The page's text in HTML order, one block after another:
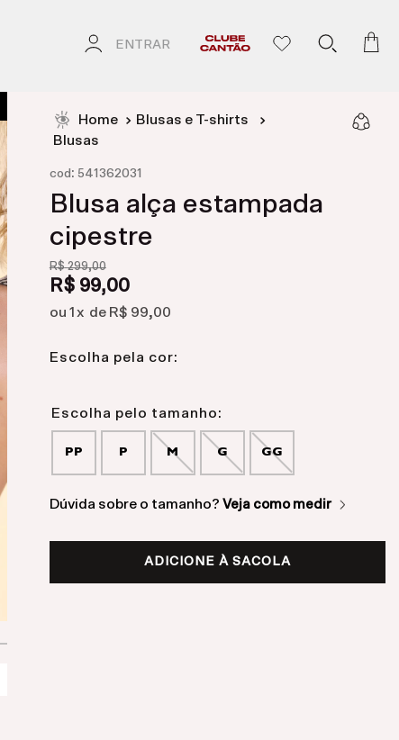
ENTRAR
Blusas e T-shirts
Blusas
cod : 541362031
Blusa alça estampada
cipestre
R$ 299,00
R$ 99,00
1 R$ 99,00
Escolha pela cor:
PP P M G GG
Dúvida sobre o tamanho? Veja como medir
ADICIONE À SACOLA